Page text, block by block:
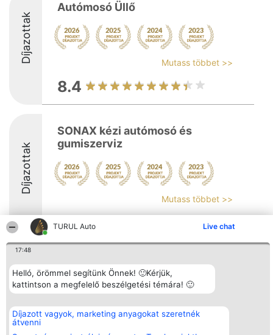
TURUL Auto Live chat
17:48
Helló, örömmel segítünk Önnek! 🙂Kérjük,
kattintson a megfelelő beszélgetési témára! 🙂
Díjazott vagyok, marketing anyagokat szeretnék
átvenni
Díjazottak
Autómosó Üllő
Mutass többet >>
8.4
Díjazottak
SONAX kézi autómosó és
gumiszerviz
Mutass többet >>
8.2
Rangsorszervező
SC Beautiful Company S.R.L.
Bulevardul Aleea Timișul De
Sus Nr. 2, Bl. A30, Sc. A, Et.
Bukarest 53-238
Adószám 36737675
Népszavazás
Nyertesek
Az összes
díjazottak
Szabályok
Státusz
Elérhetőség